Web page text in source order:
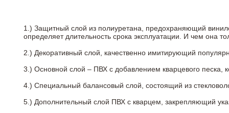
1.) Защитный слой из полиуретана, предохраняющий
определяет длительность срока эксплуатации. И чем она
2.) Декоративный слой, качественно имитирующий
3.) Основной слой – ПВХ с добавлением кварцевого песка,
4.) Специальный балансовый слой, состоящий из
5.) Дополнительный слой ПВХ с кварцем, закрепляющий